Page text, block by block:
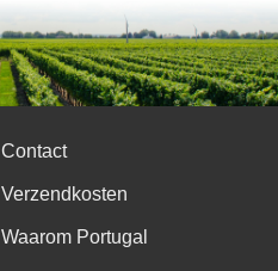
Contact
Verzendkosten
Waarom Portugal